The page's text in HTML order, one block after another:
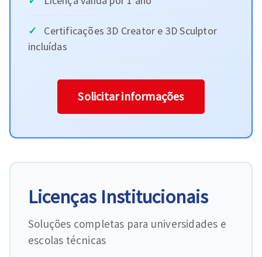
Certificações 3D Creator e 3D Sculptor
incluídas
Solicitar informações
Licenças Institucionais
Soluções completas para universidades e
escolas técnicas